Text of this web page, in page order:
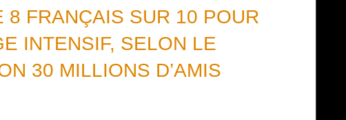
8 FRANÇAIS SUR 10 POUR
INTENSIF, SELON LE
30 MILLIONS D’AMIS